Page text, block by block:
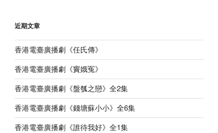
近期文章
香港電臺廣播劇《任氏傳》
香港電臺廣播劇《竇娥冤》
香港電臺廣播劇《盤瓠之戀》全2集
香港電臺廣播劇《錢塘蘇小小》全6集
香港電臺廣播劇《誰待我好》全1集